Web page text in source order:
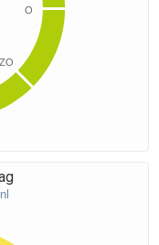
O
ZO